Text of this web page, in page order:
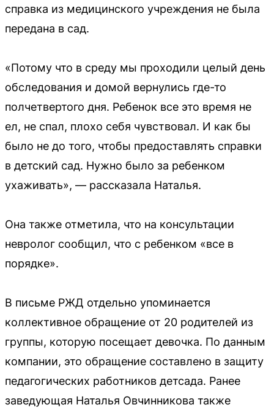
справка из медицинского учреждения не была
передана в сад.
«Потому что в среду мы проходили целый день
обследования и домой вернулись где-то
полчетвертого дня. Ребенок все это время не
ел, не спал, плохо себя чувствовал. И как бы
было не до того, чтобы предоставлять справки
в детский сад. Нужно было за ребенком
ухаживать», — рассказала Наталья.
Она также отметила, что на консультации
невролог сообщил, что с ребенком «все в
порядке».
В письме РЖД отдельно упоминается
коллективное обращение от 20 родителей из
группы, которую посещает девочка. По данным
компании, это обращение составлено в защиту
педагогических работников детсада. Ранее
заведующая Наталья Овчинникова также